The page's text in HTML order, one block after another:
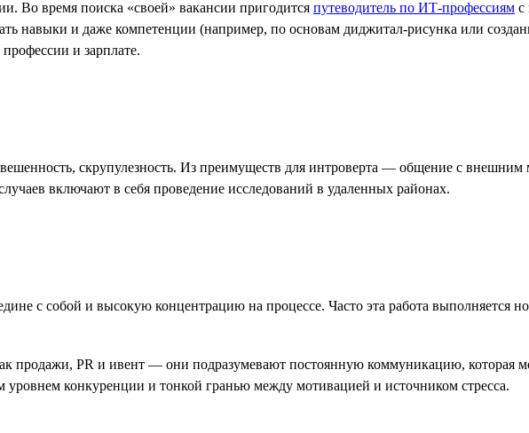
Во время поиска «своей» вакансии пригодится путеводитель по ИТ-профессиям с
навыки и даже компетенции (например, по основам диджитал-рисунка или
и зарплате.
скрупулезность. Из преимуществ для интроверта — общение с
включают в себя проведение исследований в удаленных районах.
с собой и высокую концентрацию на процессе. Часто эта работа выполняется
продажи, PR и ивент — они подразумевают постоянную коммуникацию, которая
конкуренции и тонкой гранью между мотивацией и источником стресса.